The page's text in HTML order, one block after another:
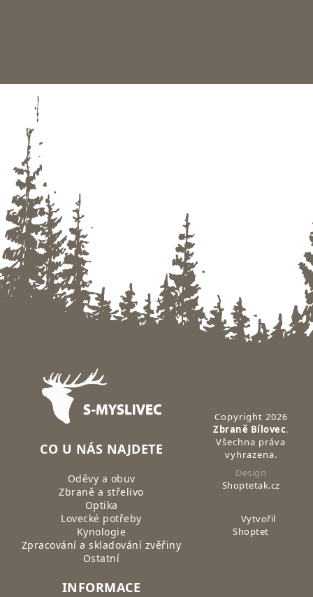
Zápatí
CO U NÁS NAJDETE
Oděvy a obuv
Zbraně a střelivo
Optika
Lovecké potřeby
Kynologie
Zpracování a skladování zvěřiny
Ostatní
INFORMACE
Copyright 2026
Zbraně Bílovec.
Všechna práva
vyhrazena.
Design
Shoptetak.cz
Vytvořil
Shoptet